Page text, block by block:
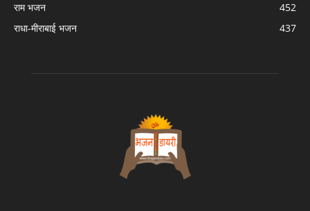
राम भजन
452
राधा-मीराबाई भजन
437